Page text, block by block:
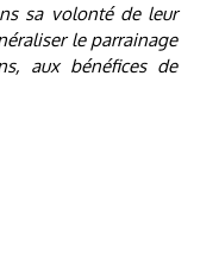
sa volonté de leur
le parrainage
aux bénéfices de